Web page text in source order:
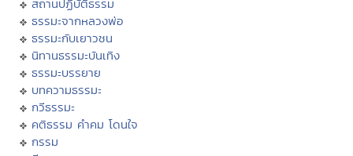
สถานปฏิบัติธรรม
ธรรมะจากหลวงพ่อ
ธรรมะกับเยาวชน
นิทานธรรมะบันเทิง
ธรรมะบรรยาย
บทความธรรมะ
กวีธรรมะ
คติธรรม คำคม โดนใจ
กรรม